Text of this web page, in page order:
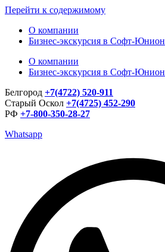
Перейти к содержимому
О компании
Бизнес-экскурсия в Софт-Юнион
О компании
Бизнес-экскурсия в Софт-Юнион
Белгород +7(4722) 520-911
Старый Оскол +7(4725) 452-290
РФ +7-800-350-28-27
Whatsapp